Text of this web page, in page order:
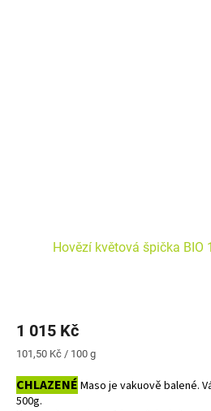
Hovězí květová špička BIO
1 015 Kč
Měrná
101,50 Kč / 100 g
CHLAZENÉ Maso je vakuově balené.
500g.